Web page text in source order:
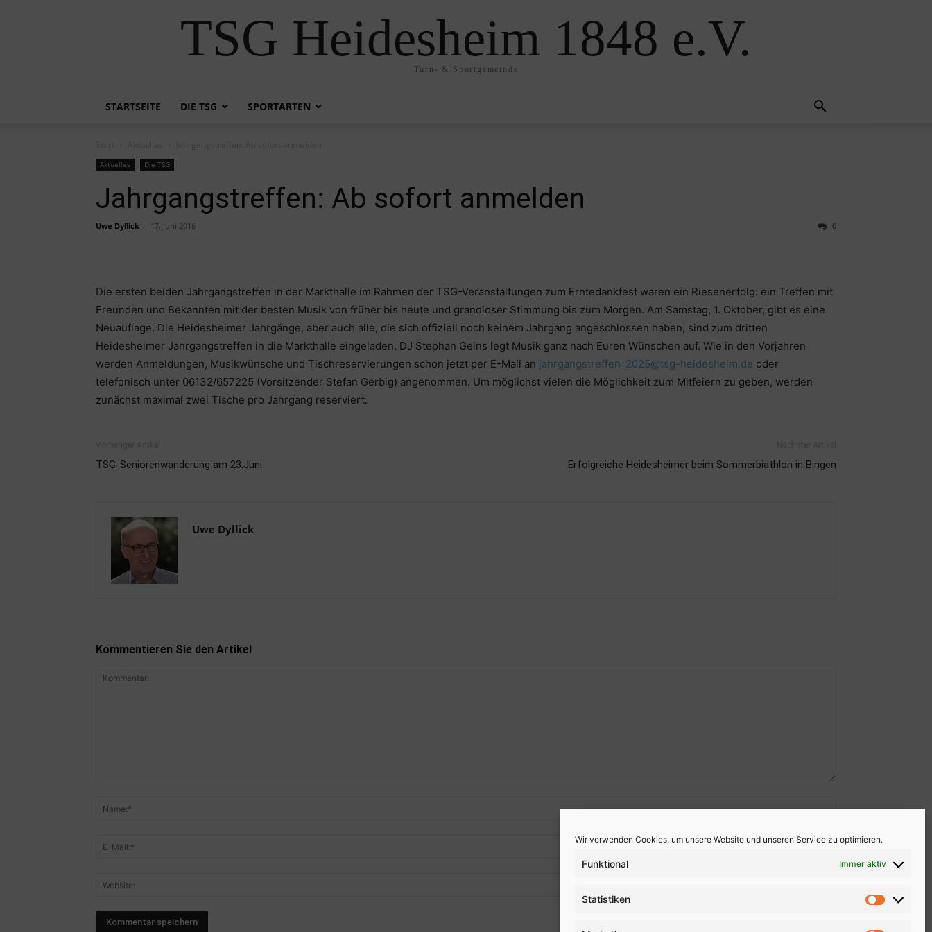
Wir verwenden Cookies, um unsere Website und unseren Service zu optimieren.
Funktional Immer aktiv
Statistiken
TSG Heidesheim 1848 e.V.
Turn- & Sportgemeinde
STARTSEITE DIE TSG SPORTARTEN
Aktuelles Die TSG
Jahrgangstreffen: Ab sofort anmelden
Uwe Dyllick - 17. Juni 2016 0
Die ersten beiden Jahrgangstreffen in der Markthalle im Rahmen der TSG-Veranstaltungen zum Erntedankfest waren ein Riesenerfolg: ein Treffen mit
Freunden und Bekannten mit der besten Musik von früher bis heute und grandioser Stimmung bis zum Morgen. Am Samstag, 1. Oktober, gibt es eine
Neuauflage. Die Heidesheimer Jahrgänge, aber auch alle, die sich offiziell noch keinem Jahrgang angeschlossen haben, sind zum dritten
Heidesheimer Jahrgangstreffen in die Markthalle eingeladen. DJ Stephan Geins legt Musik ganz nach Euren Wünschen auf. Wie in den Vorjahren
werden Anmeldungen, Musikwünsche und Tischreservierungen schon jetzt per E-Mail an jahrgangstreffen_2025@tsg-heidesheim.de oder
telefonisch unter 06132/657225 (Vorsitzender Stefan Gerbig) angenommen. Um möglichst vielen die Möglichkeit zum Mitfeiern zu geben, werden
zunächst maximal zwei Tische pro Jahrgang reserviert.
TSG-Seniorenwanderung am 23.Juni Erfolgreiche Heidesheimer beim Sommerbiathlon in Bingen
Uwe Dyllick
Kommentieren Sie den Artikel